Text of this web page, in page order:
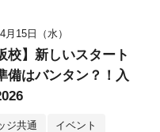
月15日（水）
校】新しいスタート
備はバンタン？！入
ジ共通 イベント